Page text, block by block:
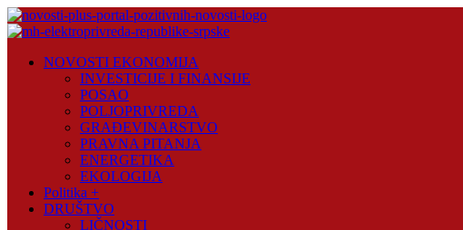
Skip
to
Plus
NOVOSTI EKONOMIJA
INVESTICIJE I FINANSIJE
POSAO
POLJOPRIVREDA
GRAĐEVINARSTVO
PRAVNA PITANJA
ENERGETIKA
EKOLOGIJA
Politika +
DRUŠTVO
LIČNOSTI